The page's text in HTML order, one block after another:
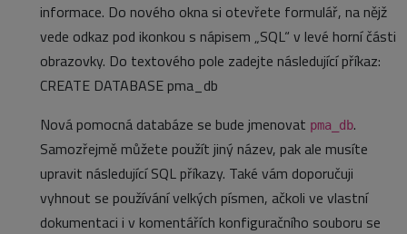
informace. Do nového okna si otevřete formulář, na nějž
vede odkaz pod ikonkou s nápisem „SQL“ v levé horní části
obrazovky. Do textového pole zadejte následující příkaz:
CREATE DATABASE pma_db
Nová pomocná databáze se bude jmenovat pma_db.
Samozřejmě můžete použít jiný název, pak ale musíte
upravit následující SQL příkazy. Také vám doporučuji
vyhnout se používání velkých písmen, ačkoli ve vlastní
dokumentaci i v komentářích konfiguračního souboru se